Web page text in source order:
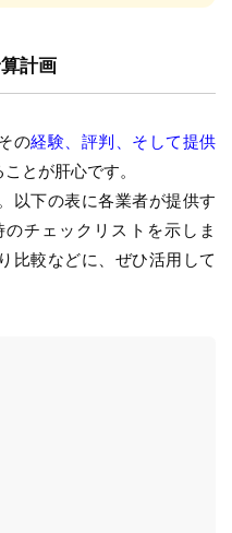
計画
の経験、評判、そして提供
とが肝心です。
以下の表に各業者が提供す
チェックリストを示しま
比較などに、ぜひ活用して